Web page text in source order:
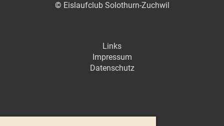
© Eislaufclub Solothurn-Zuchwil
Links
Impressum
Datenschutz